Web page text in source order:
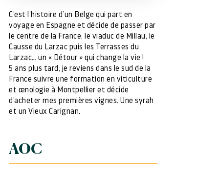
C’est l’histoire d’un Belge qui part en
voyage en Espagne et décide de passer par
le centre de la France, le viaduc de Millau, le
Causse du Larzac puis les Terrasses du
Larzac… un « Détour » qui change la vie !
5 ans plus tard, je reviens dans le sud de la
France suivre une formation en viticulture
et œnologie à Montpellier et décide
d’acheter mes premières vignes. Une syrah
et un Vieux Carignan.
AOC